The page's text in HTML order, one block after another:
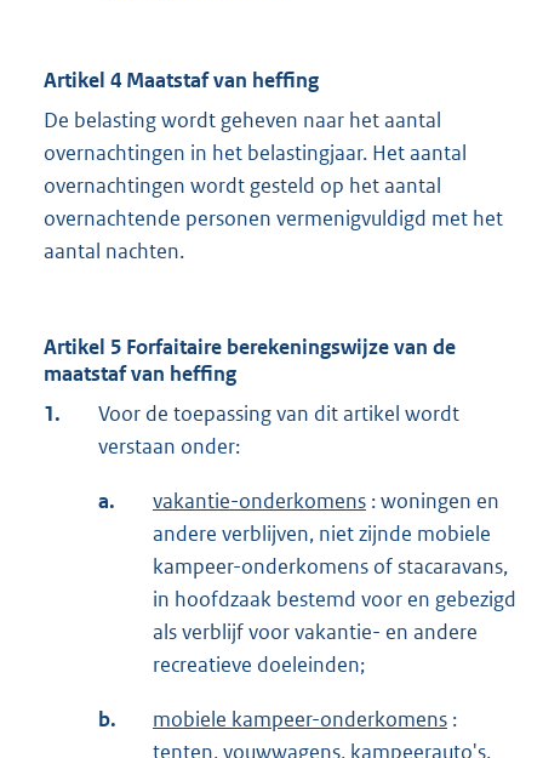
Artikel 4 Maatstaf van heffing
De belasting wordt geheven naar het aantal
overnachtingen in het belastingjaar. Het aantal
overnachtingen wordt gesteld op het aantal
overnachtende personen vermenigvuldigd met het
aantal nachten.
Artikel 5 Forfaitaire berekeningswijze van de
maatstaf van heffing
1.
Voor de toepassing van dit artikel wordt
verstaan onder:
a. vakantie-onderkomens : woningen en
andere verblijven, niet zijnde mobiele
kampeer-onderkomens of stacaravans,
in hoofdzaak bestemd voor en gebezigd
als verblijf voor vakantie- en andere
recreatieve doeleinden;
b. mobiele kampeer-onderkomens :
tenten, vouwwagens, kampeerauto's,